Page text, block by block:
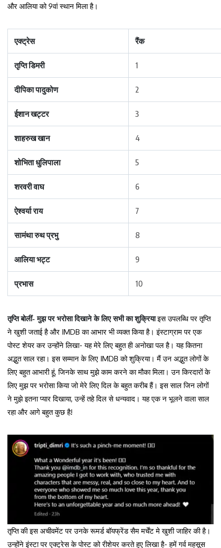
और आलिया को 9वां स्थान मिला है।
एक्ट्रेस रैंक
तृप्ति डिमरी 1
दीपिका पादुकोण 2
ईशान खट्टर 3
शाहरुख खान 4
शोभिता धुलिपाला 5
शरवरी वाघ 6
ऐश्वर्या राय 7
सामंथा रुथ प्रभु 8
आलिया भट्ट 9
प्रभास 10
तृप्ति बोलीं- मुझ पर भरोसा दिखाने के लिए सभी का शुक्रियाइस उपलब्धि पर तृप्ति
ने खुशी जताई है और IMDB का आभार भी व्यक्त किया है। इंस्टाग्राम पर एक
पोस्ट शेयर कर उन्होंने लिखा- यह मेरे लिए बहुत ही अनोखा पल है। यह कितना
अद्भुत साल रहा। इस सम्मान के लिए IMDB को शुक्रिया। मैं उन अद्भुत लोगों के
लिए बहुत आभारी हूं, जिनके साथ मुझे काम करने का मौका मिला। उन किरदारों के
लिए मुझ पर भरोसा किया जो मेरे लिए दिल के बहुत करीब हैं। इस साल जिन लोगों
ने मुझे इतना प्यार दिखाया, उन्हें तहे दिल से धन्यवाद। यह एक न भूलने वाला साल
रहा और आगे बहुत कुछ है!
तृप्ति की इस अचीवमेंट पर उनके रूमर्ड बॉयफ्रेंड सैम मर्चेंट मे खुशी जाहिर की है।
उन्होंने इंस्टा पर एक्ट्रेस के पोस्ट को रीशेयर करते हुए लिखा है- हमें गर्व महसूस